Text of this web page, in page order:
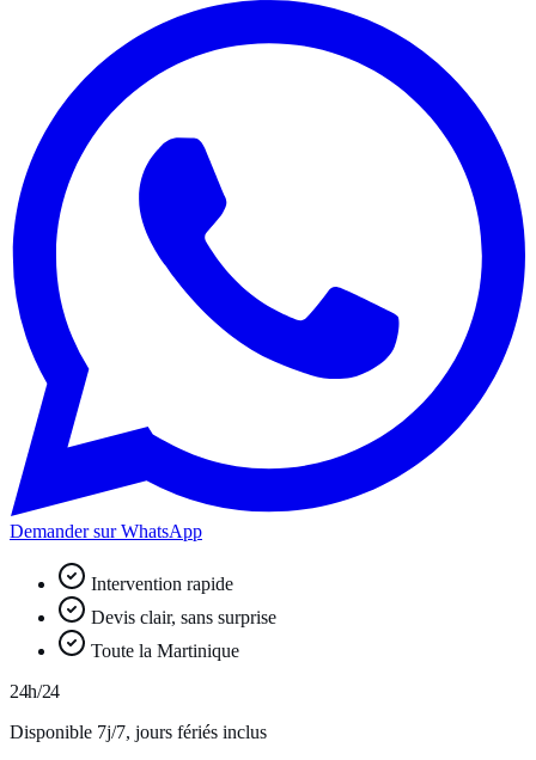
Demander sur WhatsApp
Intervention rapide
Devis clair, sans surprise
Toute la Martinique
24h/24
Disponible 7j/7, jours fériés inclus